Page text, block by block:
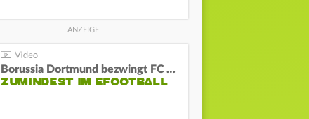
Borussia Dortmund bezwingt FC Bayern und gewinnt die Meisterschaft
ZUMINDEST IM EFOOTBALL